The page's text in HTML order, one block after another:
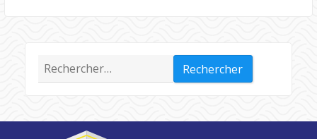
Rechercher :